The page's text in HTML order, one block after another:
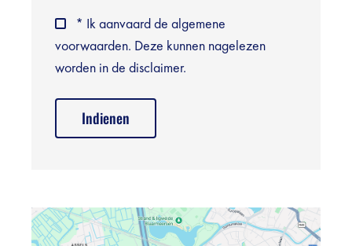
* Ik aanvaard de algemene
voorwaarden. Deze kunnen nagelezen
worden in de disclaimer.